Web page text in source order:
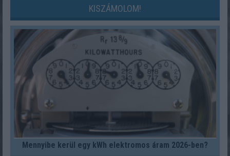
KISZÁMOLOM!
Mennyibe kerül egy kWh elektromos áram 2026-ben?